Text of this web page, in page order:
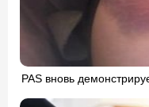
PAS вновь